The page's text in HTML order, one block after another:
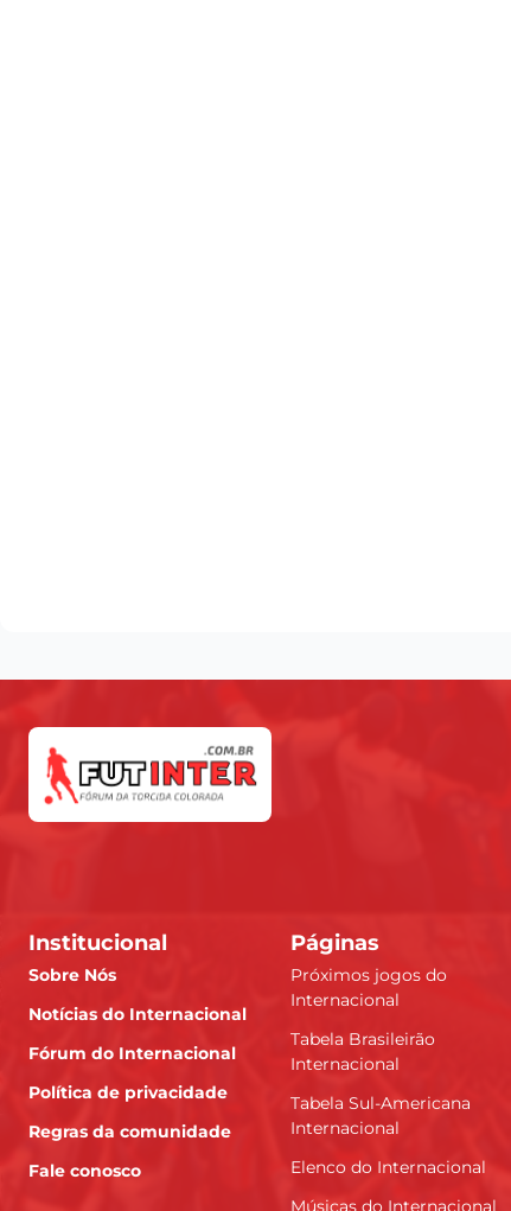
Institucional
Sobre Nós
Notícias do Internacional
Fórum do Internacional
Política de privacidade
Regras da comunidade
Fale conosco
Páginas
Próximos jogos do
Internacional
Tabela Brasileirão
Internacional
Tabela Sul-Americana
Internacional
Elenco do Internacional
Músicas do Internacional